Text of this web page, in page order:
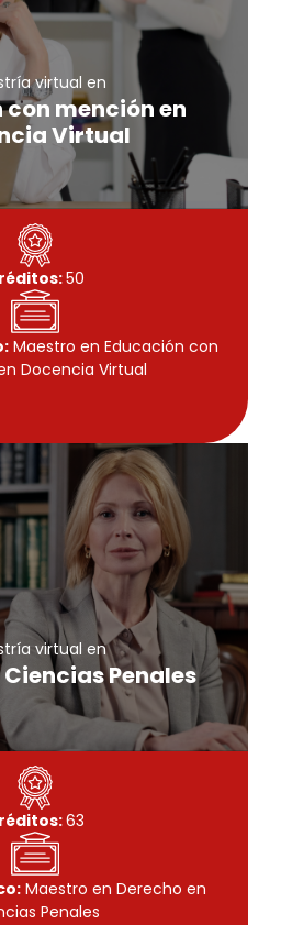
virtual en
con mención en
Virtual
virtual
con mención en
Virtual
más
50
Maestro en Educación con
Docencia Virtual
virtual en
Penales
Maestría virtual
Ciencias Penales
más
63
Maestro en Derecho en
Penales